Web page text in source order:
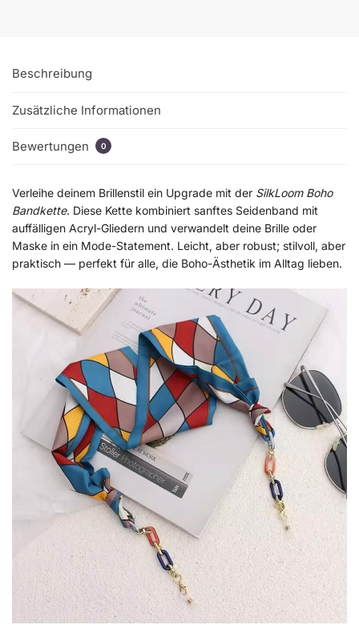
Beschreibung
Zusätzliche Informationen
Bewertungen 0
Verleihe deinem Brillenstil ein Upgrade mit der SilkLoom Boho
Bandkette. Diese Kette kombiniert sanftes Seidenband mit
auffälligen Acryl-Gliedern und verwandelt deine Brille oder
Maske in ein Mode-Statement. Leicht, aber robust; stilvoll, aber
praktisch — perfekt für alle, die Boho-Ästhetik im Alltag lieben.